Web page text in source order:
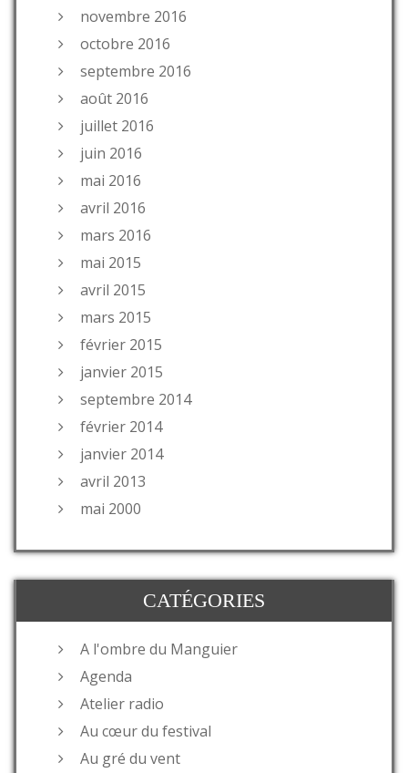
novembre 2016
octobre 2016
septembre 2016
août 2016
juillet 2016
juin 2016
mai 2016
avril 2016
mars 2016
mai 2015
avril 2015
mars 2015
février 2015
janvier 2015
septembre 2014
février 2014
janvier 2014
avril 2013
mai 2000
CATÉGORIES
A l'ombre du Manguier
Agenda
Atelier radio
Au cœur du festival
Au gré du vent